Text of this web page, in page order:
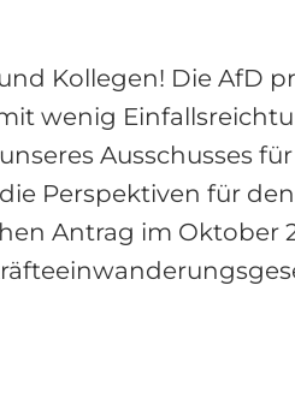
Kollegen! Die AfD
wenig
Ausschusses
Perspektiven für
Antrag im Oktober